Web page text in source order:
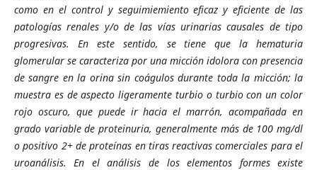
como en el control y seguimiemiento eficaz y eficiente de las
patologías renales y/o de las vías urinarias causales de tipo
progresivas. En este sentido, se tiene que la hematuria
glomerular se caracteriza por una micción idolora con presencia
de sangre en la orina sin coágulos durante toda la micción; la
muestra es de aspecto ligeramente turbio o turbio con un color
rojo oscuro, que puede ir hacia el marrón, acompañada en
grado variable de proteinuria, generalmente más de 100 mg/dl
o positivo 2+ de proteínas en tiras reactivas comerciales para el
uroanálisis. En el análisis de los elementos formes existe